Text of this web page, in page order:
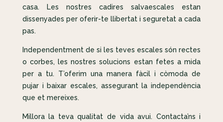
casa. Les nostres cadires salvaescales estan
dissenyades per oferir-te llibertat i seguretat a cada
pas.
Independentment de si les teves escales són rectes
o corbes, les nostres solucions estan fetes a mida
per a tu. T’oferim una manera fàcil i còmoda de
pujar i baixar escales, assegurant la independència
que et mereixes.
Millora la teva qualitat de vida avui. Contacta’ns i